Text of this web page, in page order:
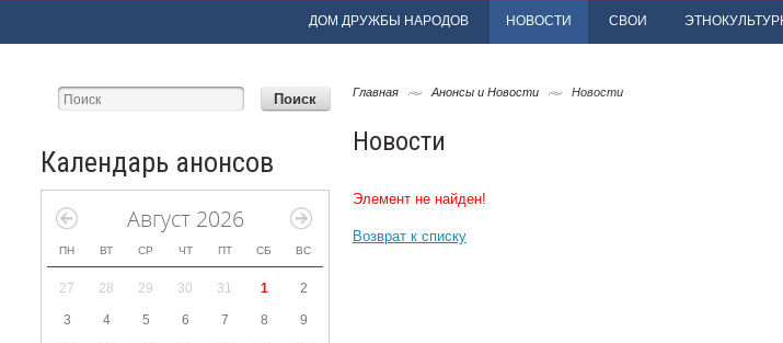
ДОМ ДРУЖБЫ НАРОДОВ НОВОСТИ СВОИ
Календарь анонсов
Август 2026
ПН ВТ СР ЧТ ПТ СБ ВС
27 28 29 30 31 1 2
3 4 5 6 7 8 9
Главная Анонсы и Новости Новости
Новости
Элемент не найден!
Возврат к списку